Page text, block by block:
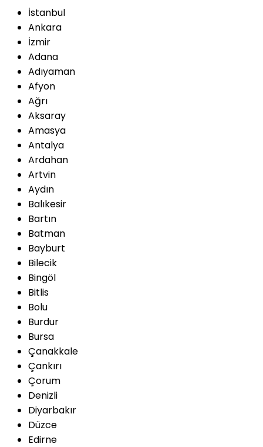
İstanbul
Ankara
İzmir
Adana
Adıyaman
Afyon
Ağrı
Aksaray
Amasya
Antalya
Ardahan
Artvin
Aydın
Balıkesir
Bartın
Batman
Bayburt
Bilecik
Bingöl
Bitlis
Bolu
Burdur
Bursa
Çanakkale
Çankırı
Çorum
Denizli
Diyarbakır
Düzce
Edirne